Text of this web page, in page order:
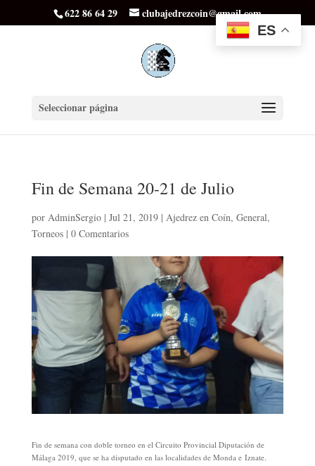
622 86 64 29 clubajedrezcoin@gmail.com
Seleccionar página
Fin de Semana 20-21 de Julio
por AdminSergio| Jul 21, 2019| Ajedrez en Coín, General,
Torneos| 0 Comentarios
Fin de semana con doble torneo en el Circuito Provincial Diputación de
Málaga 2019, que se ha disputado en las localidades de Monda e Iznate.
ES